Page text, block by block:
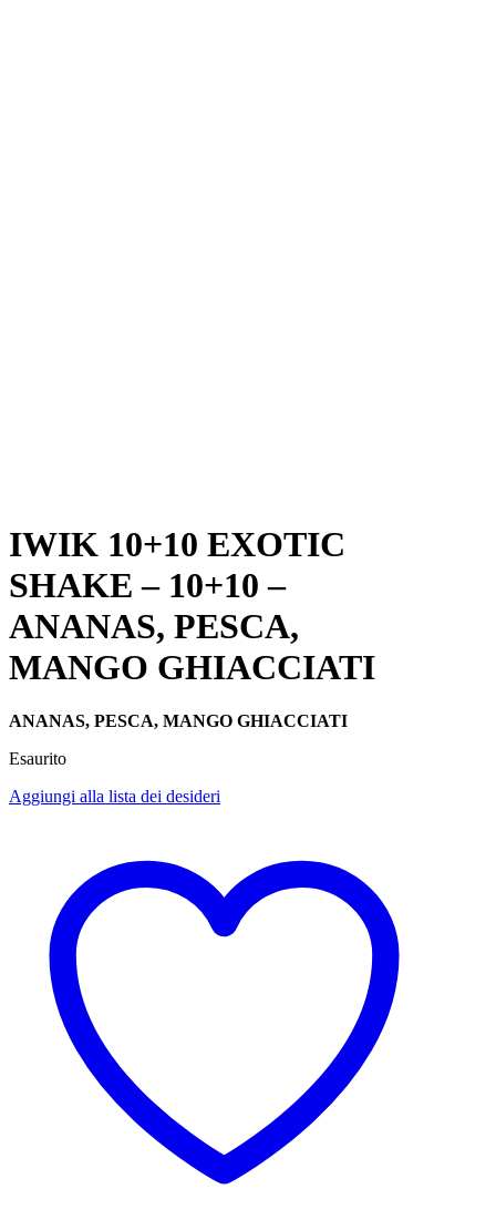
IWIK 10+10 EXOTIC
SHAKE – 10+10 –
ANANAS, PESCA,
MANGO GHIACCIATI
ANANAS, PESCA, MANGO GHIACCIATI
Esaurito
Aggiungi alla lista dei desideri